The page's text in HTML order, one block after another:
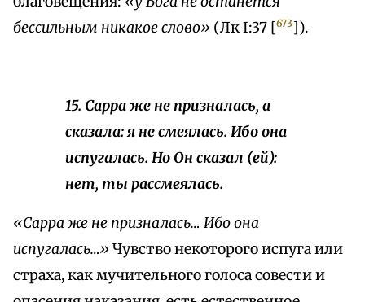
бессильным никакое слово» (Лк I:37 [673]).
15. Сарра же не призналась, а
сказала: я не смеялась. Ибо она
испугалась. Но Он сказал (ей):
нет, ты рассмеялась.
«Сарра же не призналась… Ибо она
испугалась…» Чувство некоторого испуга или
страха, как мучительного голоса совести и